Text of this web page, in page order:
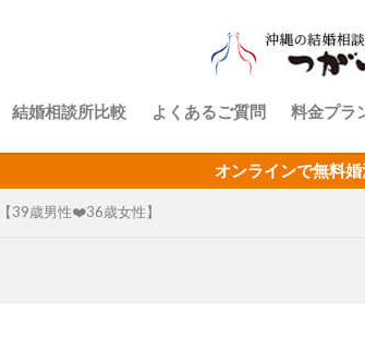
結婚相談所比較 よくあるご質問 料金プラ
オンラインで無料婚活相談をお
39歳男性❤️36歳女性】